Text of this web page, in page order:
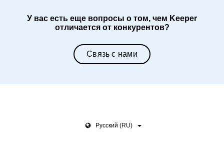
У вас есть еще вопросы о том, чем Keeper
отличается от конкурентов?
Связь с нами
Pусский (RU)